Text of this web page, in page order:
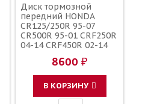
Диск тормозной
передний HONDA
CR125/250R 95-07
CR500R 95-01 CRF250R
04-14 CRF450R 02-14
CRF450X 05-17 240мм /
BRAKING ZC831 45351-
MAC-680 45351-KZ4-J30
8600 ₽
В КОРЗИНУ